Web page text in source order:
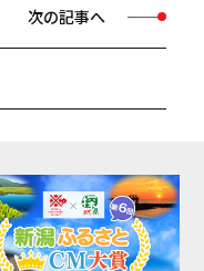
次の記事へ